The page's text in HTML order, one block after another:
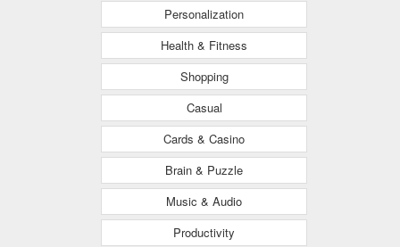
Personalization
Health & Fitness
Shopping
Casual
Cards & Casino
Brain & Puzzle
Music & Audio
Productivity